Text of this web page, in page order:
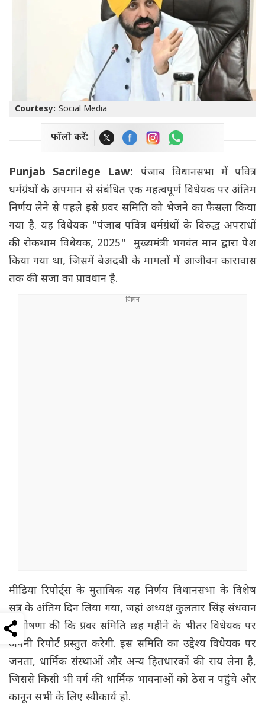
Courtesy: Social Media
फॉलो करें:
Punjab Sacrilege Law: पंजाब विधानसभा में पवित्र
धर्मग्रंथों के अपमान से संबंधित एक महत्वपूर्ण विधेयक पर अंतिम
निर्णय लेने से पहले इसे प्रवर समिति को भेजने का फैसला किया
गया है. यह विधेयक "पंजाब पवित्र धर्मग्रंथों के विरुद्ध अपराधों
की रोकथाम विधेयक, 2025" मुख्यमंत्री भगवंत मान द्वारा पेश
किया गया था, जिसमें बेअदबी के मामलों में आजीवन कारावास
तक की सजा का प्रावधान है.
मीडिया रिपोर्ट्स के मुताबिक यह निर्णय विधानसभा के विशेष
सत्र के अंतिम दिन लिया गया, जहां अध्यक्ष कुलतार सिंह संधवान
ने घोषणा की कि प्रवर समिति छह महीने के भीतर विधेयक पर
अपनी रिपोर्ट प्रस्तुत करेगी. इस समिति का उद्देश्य विधेयक पर
जनता, धार्मिक संस्थाओं और अन्य हितधारकों की राय लेना है,
जिससे किसी भी वर्ग की धार्मिक भावनाओं को ठेस न पहुंचे और
कानून सभी के लिए स्वीकार्य हो.